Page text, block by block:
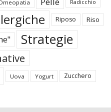
Radicchio
Riposo Riso
Strategie
Uova Yogurt Zucchero